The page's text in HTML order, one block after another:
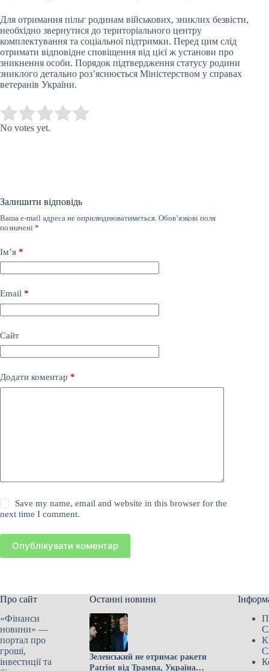
Для отримання пільг родинам військових, зниклих безвісти,
необхідно звернутися до територіального центру
комплектування та соціальної підтримки. Перед цим слід
отримати відповідне сповіщення від цієї ж установи про
зникнення особи. Порядок підтвердження статусу родини
зниклого детально роз’яснюється Міністерством у справах
ветеранів України.
Rate this item:
No votes yet.
Залишити відповідь
Ваша e-mail адреса не оприлюднюватиметься. Обов’язкові поля
позначені *
Ім’я *
Email *
Сайт
Додати коментар *
Save my name, email and website in this browser for the
next time I comment.
Опублікувати коментар
Про сайт
«Фінанси
новини» —
портал про
гроші,
інвестиції та
Останні новини
Зеленський не отримає ракети
Patriot від Трампа, Україна